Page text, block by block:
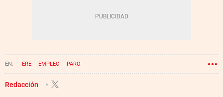
ERE EMPLEO PARO
Redacción